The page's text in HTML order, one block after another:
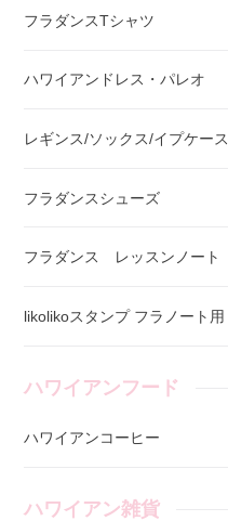
フラダンスTシャツ
ハワイアンドレス・パレオ
レギンス/ソックス/イプケース
フラダンスシューズ
フラダンス レッスンノート
likolikoスタンプ フラノート用
ハワイアンフード
ハワイアンコーヒー
ハワイアン雑貨